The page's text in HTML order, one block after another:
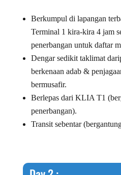
Berkumpul di lapangan
Terminal 1 kira-kira 4 jam
penerbangan untuk daftar
Dengar sedikit taklimat
berkenaan adab &
bermusafir.
Berlepas dari KLIA T1
penerbangan).
Transit sebentar